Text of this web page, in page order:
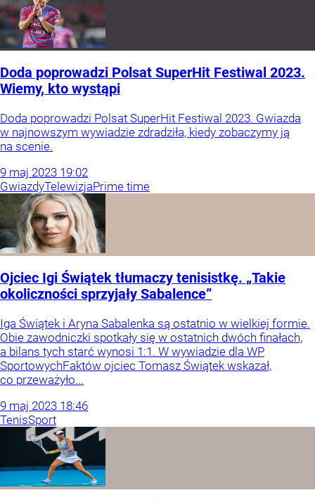
Doda poprowadzi Polsat SuperHit Festiwal 2023.
Wiemy, kto wystąpi
Doda poprowadzi Polsat SuperHit Festiwal 2023. Gwiazda
w najnowszym wywiadzie zdradziła, kiedy zobaczymy ją
na scenie.
9 maj 2023 19:02
GwiazdyTelewizjaPrime time
Ojciec Igi Świątek tłumaczy tenisistkę. „Takie
okoliczności sprzyjały Sabalence”
Iga Świątek i Aryna Sabalenka są ostatnio w wielkiej formie.
Obie zawodniczki spotkały się w ostatnich dwóch finałach,
a bilans tych starć wynosi 1:1. W wywiadzie dla WP
SportowychFaktów ojciec Tomasz Świątek wskazał,
co przeważyło...
9 maj 2023 18:46
TenisSport